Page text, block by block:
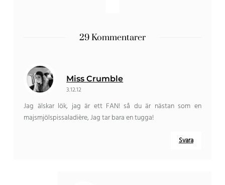
29 Kommentarer
Miss Crumble
3.12.12
Jag älskar lök, jag är ett FAN! så du är nästan som en
majsmjölspissaladière, Jag tar bara en tugga!
Svara